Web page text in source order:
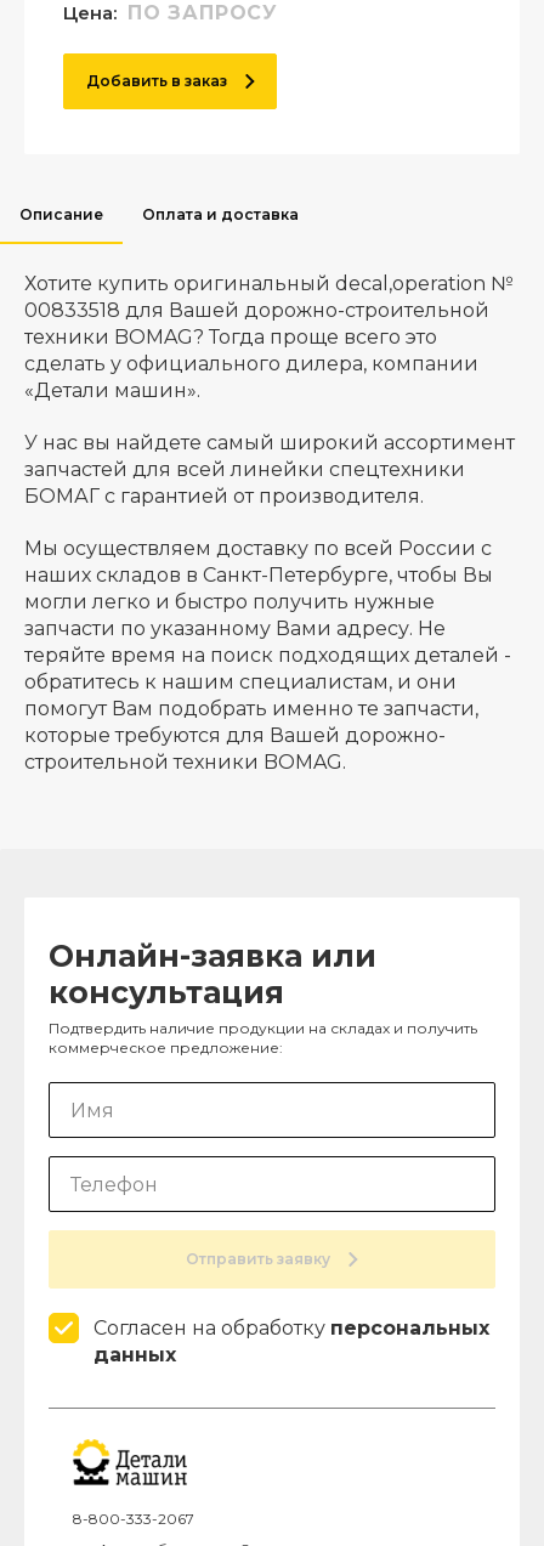
Цена: ПО ЗАПРОСУ
Добавить в заказ
Описание Оплата и доставка
Хотите купить оригинальный decal,operation №
00833518 для Вашей дорожно-строительной
техники BOMAG? Тогда проще всего это
сделать у официального дилера, компании
«Детали машин».
У нас вы найдете самый широкий ассортимент
запчастей для всей линейки спецтехники
БОМАГ с гарантией от производителя.
Мы осуществляем доставку по всей России с
наших складов в Санкт-Петербурге, чтобы Вы
могли легко и быстро получить нужные
запчасти по указанному Вами адресу. Не
теряйте время на поиск подходящих деталей -
обратитесь к нашим специалистам, и они
помогут Вам подобрать именно те запчасти,
которые требуются для Вашей дорожно-
строительной техники BOMAG.
Онлайн-заявка или
консультация
Подтвердить наличие продукции на складах и получить
коммерческое предложение:
Отправить заявку
Согласен на обработку персональных
данных
8-800-333-2067